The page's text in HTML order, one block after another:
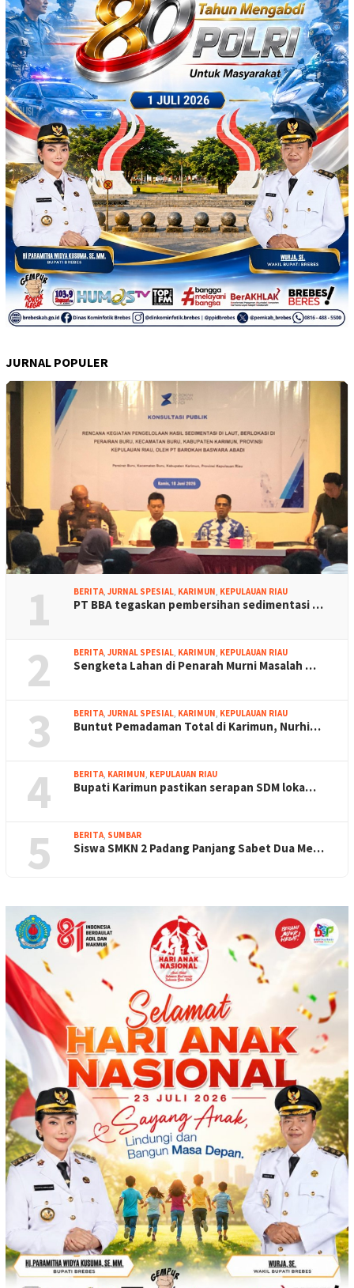
JURNAL POPULER
1 BERITA, JURNAL SPESIAL, KARIMUN, KEPULAUAN RIAU
PT BBA tegaskan pembersihan sedimentasi …
2 BERITA, JURNAL SPESIAL, KARIMUN, KEPULAUAN RIAU
Sengketa Lahan di Penarah Murni Masalah …
3 BERITA, JURNAL SPESIAL, KARIMUN, KEPULAUAN RIAU
Buntut Pemadaman Total di Karimun, Nurhi…
4 BERITA, KARIMUN, KEPULAUAN RIAU
Bupati Karimun pastikan serapan SDM loka…
5 BERITA, SUMBAR
Siswa SMKN 2 Padang Panjang Sabet Dua Me…